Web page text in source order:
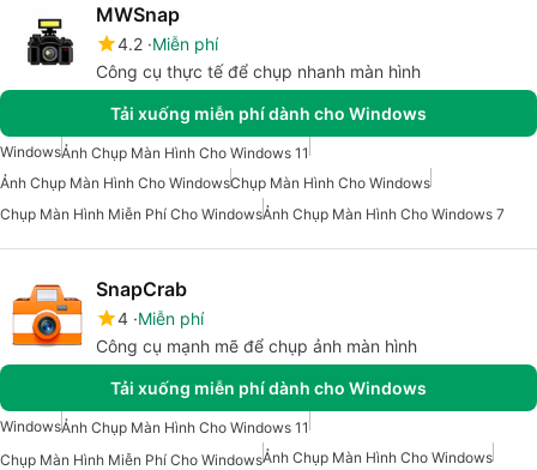
MWSnap
4.2 Miễn phí
Công cụ thực tế để chụp nhanh màn hình
Tải xuống miễn phí dành cho Windows
WindowsẢnh Chụp Màn Hình Cho Windows 11
Ảnh Chụp Màn Hình Cho WindowsChụp Màn Hình Cho Windows
Chụp Màn Hình Miễn Phí Cho WindowsẢnh Chụp Màn Hình Cho Windows 7
SnapCrab
4 Miễn phí
Công cụ mạnh mẽ để chụp ảnh màn hình
Tải xuống miễn phí dành cho Windows
WindowsẢnh Chụp Màn Hình Cho Windows 11
Chụp Màn Hình Miễn Phí Cho WindowsẢnh Chụp Màn Hình Cho Windows